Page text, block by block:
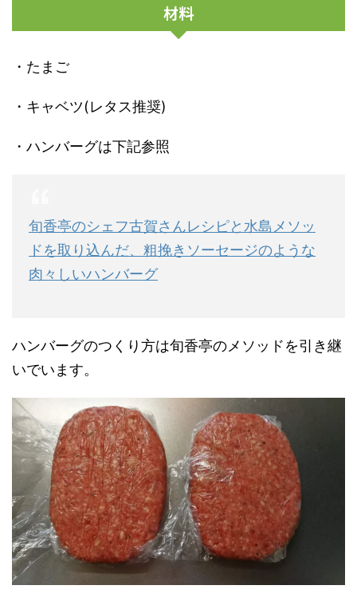
材料
・たまご
・キャベツ(レタス推奨)
・ハンバーグは下記参照
旬香亭のシェフ古賀さんレシピと水島メソッ
ドを取り込んだ、粗挽きソーセージのような
肉々しいハンバーグ
ハンバーグのつくり方は旬香亭のメソッドを引き継
いでいます。